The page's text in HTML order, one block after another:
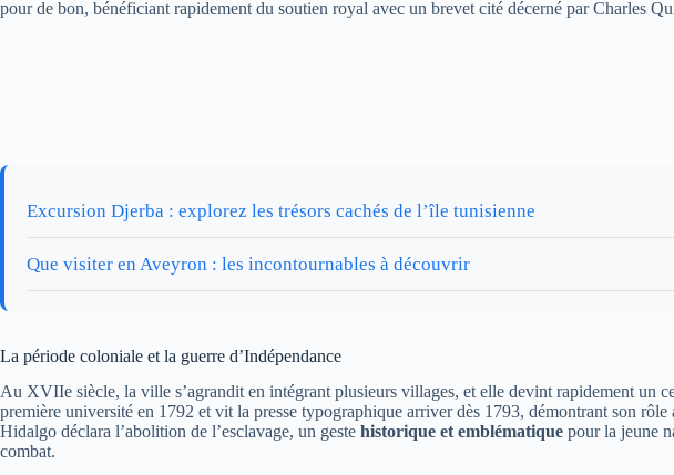
pour de bon, bénéficiant rapidement du soutien royal avec un brevet cité décerné par Charles
Excursion Djerba : explorez les trésors cachés de l’île tunisienne
Que visiter en Aveyron : les incontournables à découvrir
La période coloniale et la guerre d’Indépendance
Au XVIIe siècle, la ville s’agrandit en intégrant plusieurs villages, et elle devint rapidement un
première université en 1792 et vit la presse typographique arriver dès 1793, démontrant son
Hidalgo déclara l’abolition de l’esclavage, un geste historique et emblématique pour la jeune
combat.